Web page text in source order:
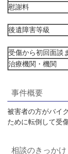
慰謝料
後遺障害等級
受傷から初回面談
治療機関・機関
事件概要
被害者の方がバイ
ために転倒して受
相談のきっかけ